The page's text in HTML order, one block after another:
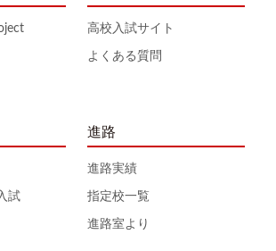
高校入試サイト
よくある質問
試
進路
進路実績
指定校一覧
進路室より